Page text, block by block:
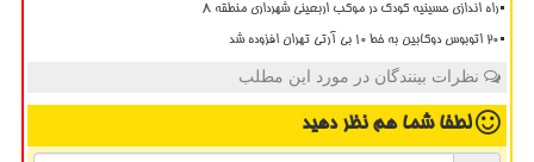
راه اندازی حسینیه کودک در موکب اربعینی شهرداری منطقه ۸
20 اتوبوس دوکابین به خط 10 بی آرتی تهران افزوده شد
نظرات بینندگان در مورد این مطلب
لطفا شما همنظر دهید